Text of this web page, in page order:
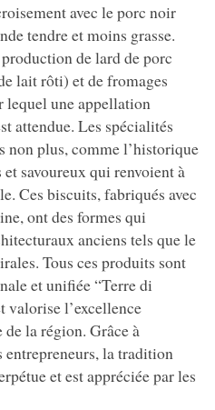
avec le porc noir
tendre et moins grasse.
de lard de porc
lait rôti) et de fromages
une appellation
attendue. Les spécialités
non plus, comme l’historique
savoureux qui renvoient à
Ces biscuits, fabriqués avec
ont des formes qui
anciens tels que le
Tous ces produits sont
et unifiée “Terre di
valorise l’excellence
la région. Grâce à
entrepreneurs, la tradition
et est appréciée par les